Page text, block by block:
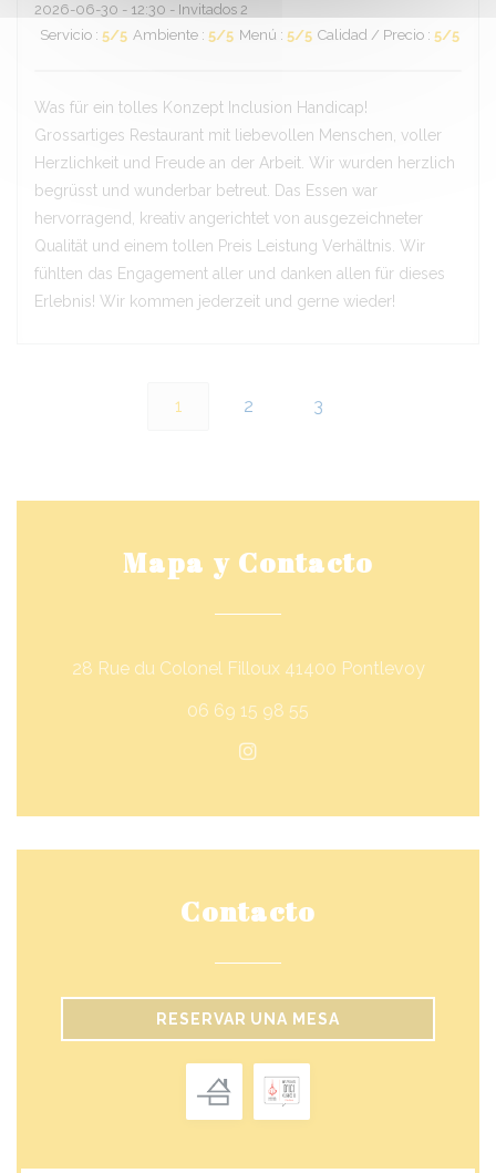
2026-06-30 - 12:30 - Invitados 2
Servicio : 5/5 Ambiente : 5/5 Menú : 5/5 Calidad / Precio : 5/5
Was für ein tolles Konzept Inclusion Handicap!
Grossartiges Restaurant mit liebevollen Menschen, voller
Herzlichkeit und Freude an der Arbeit. Wir wurden herzlich
begrüsst und wunderbar betreut. Das Essen war
hervorragend, kreativ angerichtet von ausgezeichneter
Qualität und einem tollen Preis Leistung Verhältnis. Wir
fühlten das Engagement aller und danken allen für dieses
Erlebnis! Wir kommen jederzeit und gerne wieder!
1 2 3
Mapa y Contacto
28 Rue du Colonel Filloux 41400 Pontlevoy((abre
06 69 15 98 55
Instagram ((abre en una
Contacto
RESERVAR UNA MESA